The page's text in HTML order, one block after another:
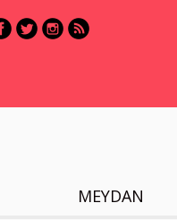
MEYDAN